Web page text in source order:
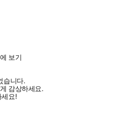
보기
습니다.
감상하세요.
세요!